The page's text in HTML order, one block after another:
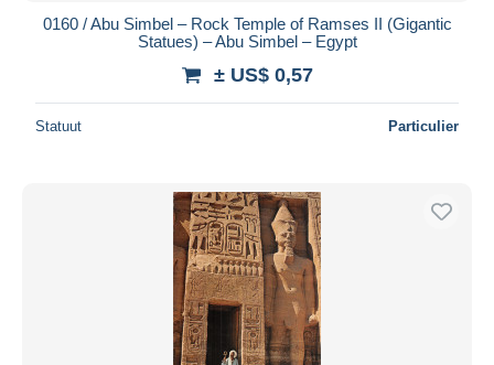
0160 / Abu Simbel – Rock Temple of Ramses II (Gigantic
Statues) – Abu Simbel – Egypt
± US$ 0,57
Statuut Particulier